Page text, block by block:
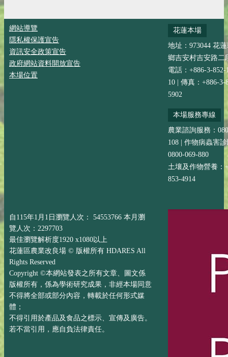
網站導覽
隱私權保護宣告
資訊安全政策宣告
政府網站資料開放宣告
本場位置
花蓮本場
地址：973044 花
鄉吉安村吉安路二
電話：+886-3-852-
10 | 傳真：+886-3-
5902
本場服務專線
農業諮詢服務：
108 | 作物病蟲害
0800-069-880
土壤及作物營養：
853-4914
自115年1月1日瀏覽人次： 54553766 本月瀏
覽人次：2297703
最佳瀏覽解析度1920 x1080以上
花蓮區農業改良場 © 版權所有 HDARES All
Rights Reserved
Copyright ©本網站發表之所有文章、圖文係
版權所有，係為學術研究成果，非經本場同意
不得將全部或部分內容，轉載於任何形式媒
體；
不得引用於產品及食品之標示、宣傳及廣告。
若不當引用，應自負法律責任。